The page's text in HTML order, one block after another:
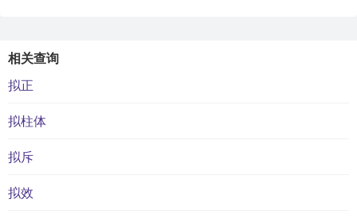
相关查询
拟正
拟柱体
拟斥
拟效